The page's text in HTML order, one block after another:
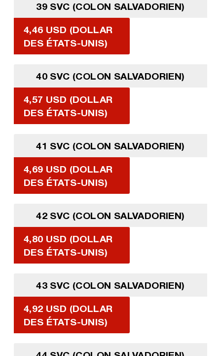
39 SVC (COLON SALVADORIEN)
4,46 USD (DOLLAR
DES ÉTATS-UNIS)
40 SVC (COLON SALVADORIEN)
4,57 USD (DOLLAR
DES ÉTATS-UNIS)
41 SVC (COLON SALVADORIEN)
4,69 USD (DOLLAR
DES ÉTATS-UNIS)
42 SVC (COLON SALVADORIEN)
4,80 USD (DOLLAR
DES ÉTATS-UNIS)
43 SVC (COLON SALVADORIEN)
4,92 USD (DOLLAR
DES ÉTATS-UNIS)